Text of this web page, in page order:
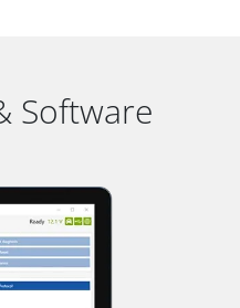
Software